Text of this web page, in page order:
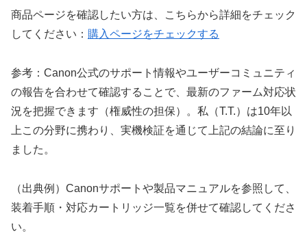
商品ページを確認したい方は、こちらから詳細をチェック
してください： 購入ページをチェックする
参考：Canon公式のサポート情報やユーザーコミュニティ
の報告を合わせて確認することで、最新のファーム対応状
況を把握できます（権威性の担保）。私（T.T.）は10年以
上この分野に携わり、実機検証を通じて上記の結論に至り
ました。
（出典例）Canonサポートや製品マニュアルを参照して、
装着手順・対応カートリッジ一覧を併せて確認してくださ
い。